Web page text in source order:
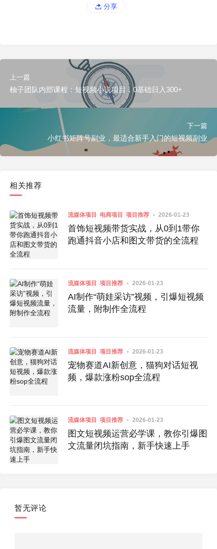
分享
上一篇
柚子团队内部课程：短视频小说项目，0基础日入300+
下一篇
小红书矩阵号副业，最适合新手入门的短视频副业
相关推荐
流媒体项目 电商项目 项目推荐 2026-01-23
首饰短视频带货实战，从0到1带你
跑通抖音小店和图文带货的全流程
流媒体项目 项目推荐 2026-01-23
AI制作“萌娃采访”视频，引爆短视频
流量，附制作全流程
流媒体项目 项目推荐 2026-01-23
宠物赛道AI新创意，猫狗对话短视
频，爆款涨粉sop全流程
流媒体项目 项目推荐 2026-01-23
图文短视频运营必学课，教你引爆图
文流量闭坑指南，新手快速上手
暂无评论